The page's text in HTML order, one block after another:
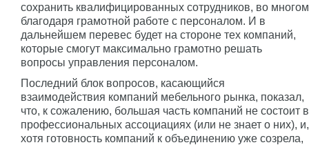
сохранить квалифицированных сотрудников, во многом
благодаря грамотной работе с персоналом. И в
дальнейшем перевес будет на стороне тех компаний,
которые смогут максимально грамотно решать
вопросы управления персоналом.
Последний блок вопросов, касающийся
взаимодействия компаний мебельного рынка, показал,
что, к сожалению, большая часть компаний не состоит в
профессиональных ассоциациях (или не знает о них), и,
хотя готовность компаний к объединению уже созрела,